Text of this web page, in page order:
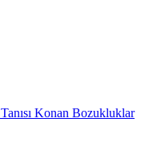
Konan Bozukluklar